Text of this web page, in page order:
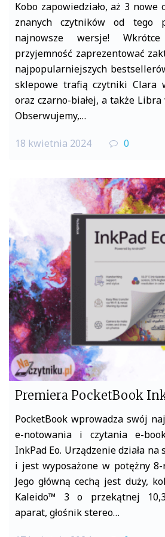
Kobo zapowiedziało, aż 3 nowe
znanych czytników od tego
najnowsze wersje!
przyjemność zaprezentować
najpopularniejszych
sklepowe trafią czytniki Clara
oraz czarno-białej, a także
Obserwujemy,…
18 kwietnia 2024 0
Premiera PocketBook
PocketBook wprowadza swój
e-notowania i czytania e-
InkPad Eo. Urządzenie działa na
i jest wyposażone w potężny 8-
Jego główną cechą jest duży,
Kaleido™ 3 o przekątnej
aparat, głośnik stereo…